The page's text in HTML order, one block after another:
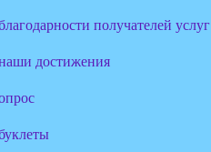
получателей услуг
достижения